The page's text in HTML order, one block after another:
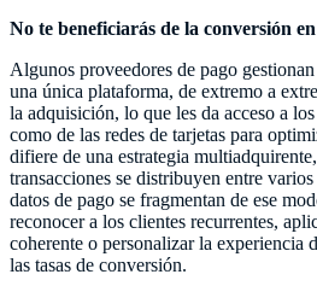
No te beneficiarás de la conversión
Algunos proveedores de pago
una única plataforma, de extremo a
la adquisición, lo que les da acceso a
como de las redes de tarjetas para
difiere de una estrategia
transacciones se distribuyen entre
datos de pago se fragmentan de ese
reconocer a los clientes recurrentes,
coherente o personalizar la experiencia
las tasas de conversión.